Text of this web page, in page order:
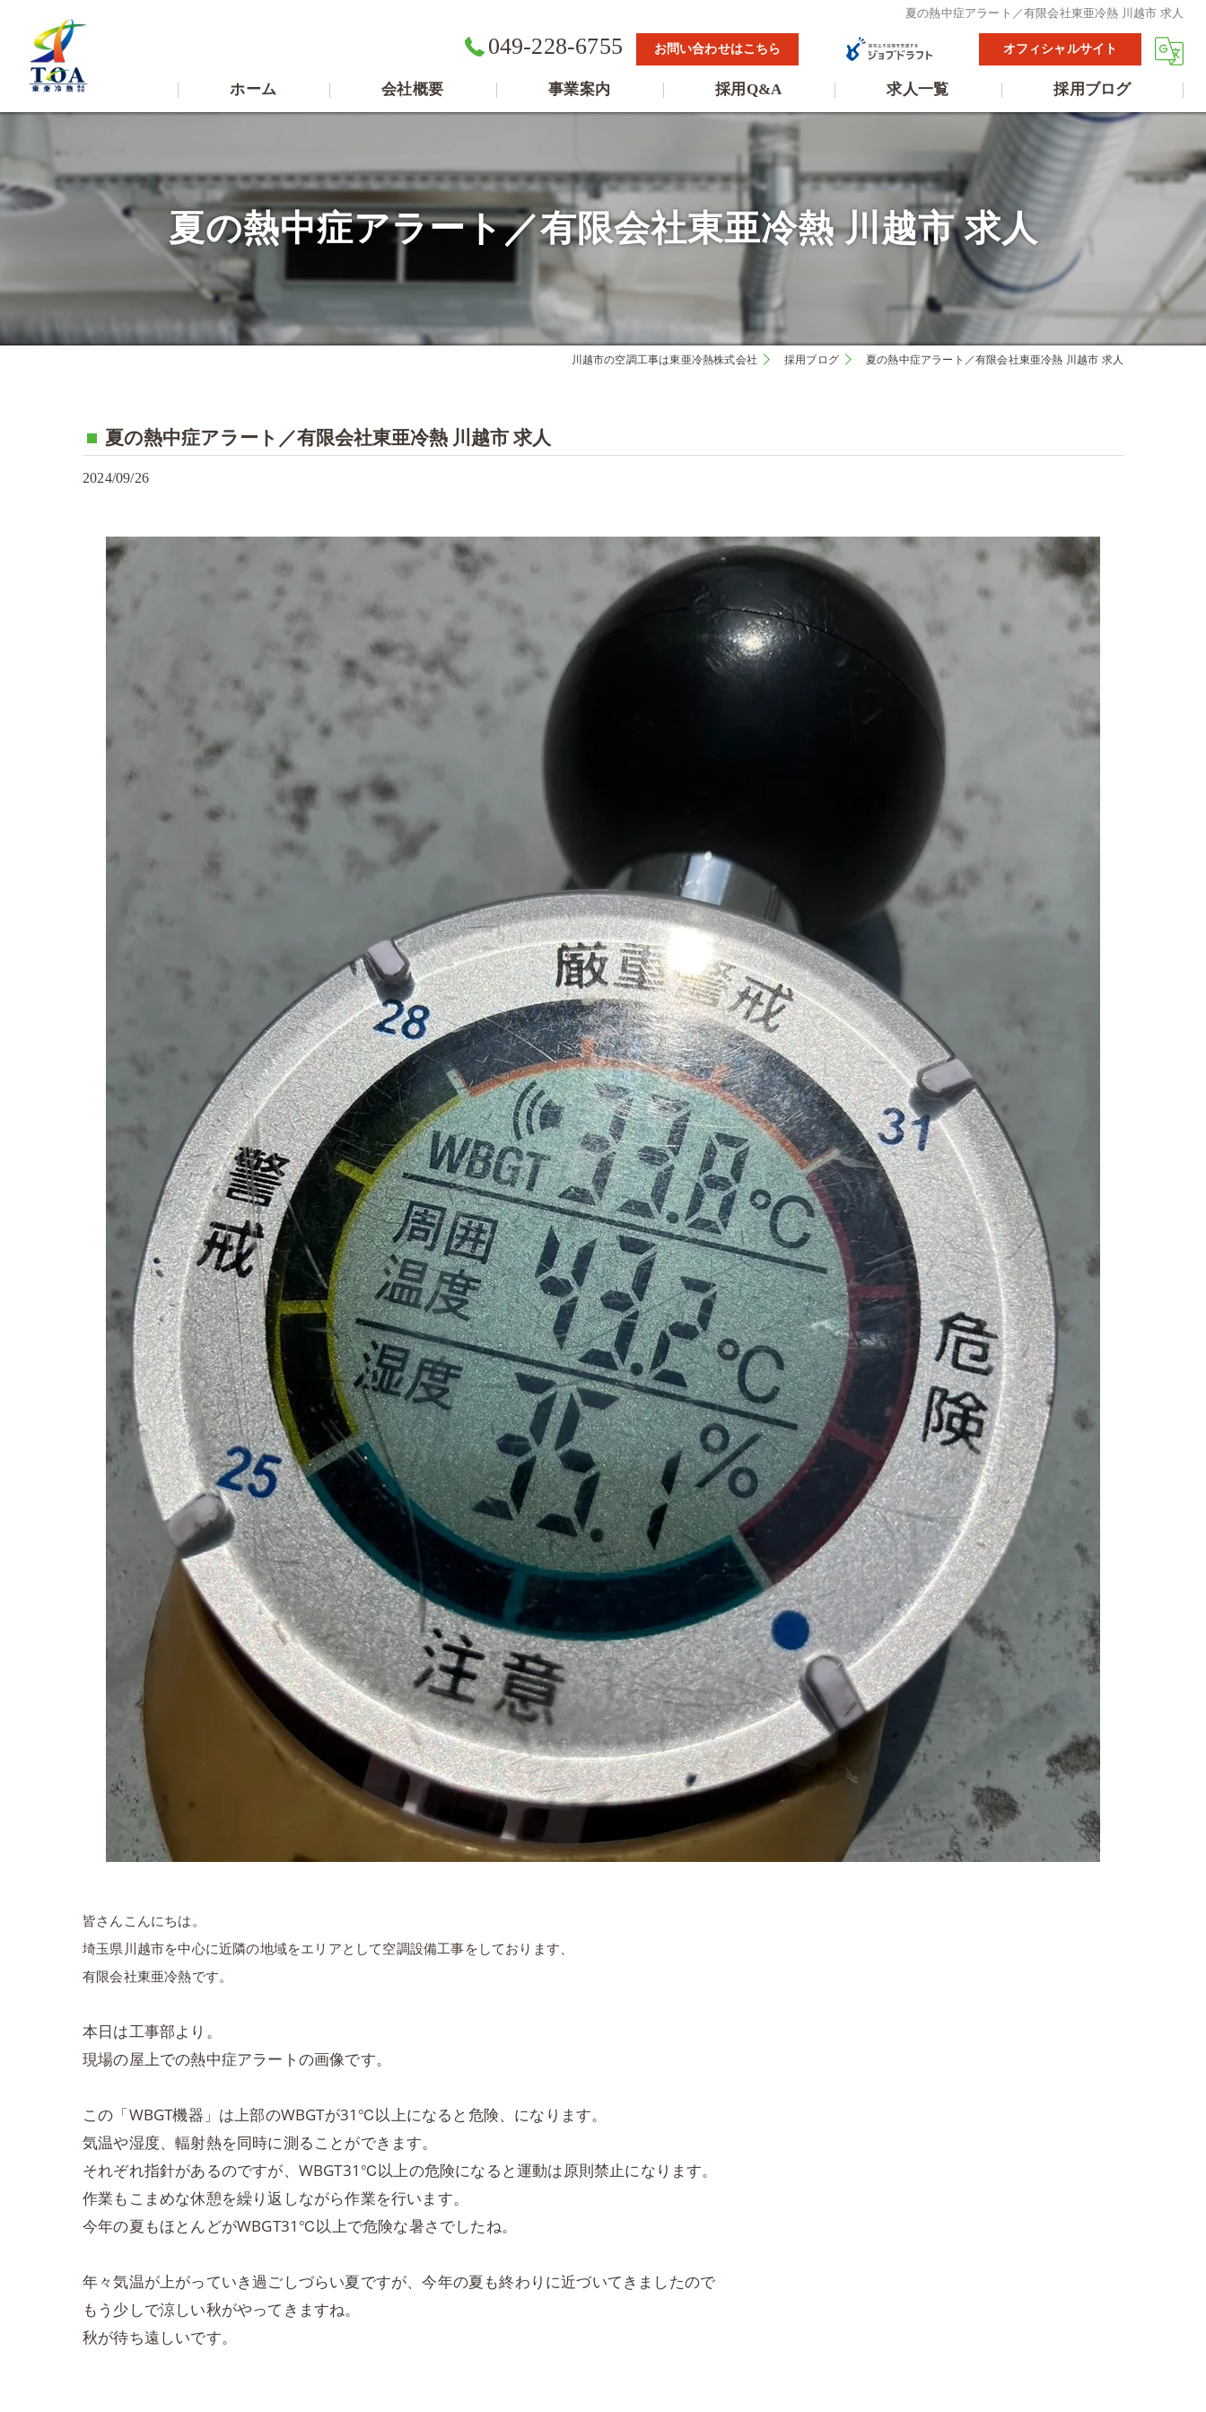
夏の熱中症アラート／有限会社東亜冷熱 川越市 求人
049-228-6755 お問い合わせはこちら オフィシャルサイト
ホーム 会社概要
ビジョン
事業案内 採用Q&A 求人一覧 採用ブログ
夏の熱中症アラート／有限会社東亜冷熱 川越市 求人
川越市の空調工事は東亜冷熱株式会社 採用ブログ 夏の熱中症アラート／有限会社東亜冷熱 川越市 求人
夏の熱中症アラート／有限会社東亜冷熱 川越市 求人
2024/09/26
皆さんこんにちは。
埼玉県川越市を中心に近隣の地域をエリアとして空調設備工事をしております、
有限会社東亜冷熱です。
本日は工事部より。
現場の屋上での熱中症アラートの画像です。
この「WBGT機器」は上部のWBGTが31℃以上になると危険、になります。
気温や湿度、輻射熱を同時に測ることができます。
それぞれ指針があるのですが、WBGT31℃以上の危険になると運動は原則禁止になります。
作業もこまめな休憩を繰り返しながら作業を行います。
今年の夏もほとんどがWBGT31℃以上で危険な暑さでしたね。
年々気温が上がっていき過ごしづらい夏ですが、今年の夏も終わりに近づいてきましたので
もう少しで涼しい秋がやってきますね。
秋が待ち遠しいです。